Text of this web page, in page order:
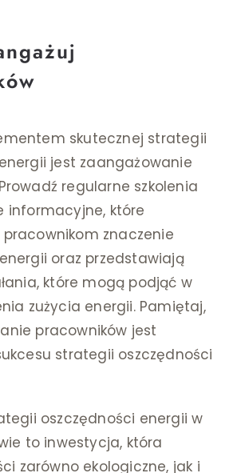
skutecznej strategii
jest zaangażowanie
regularne szkolenia
informacyjne, które
znaczenie
oraz przedstawiają
które mogą podjąć w
zużycia energii. Pamiętaj,
pracowników jest
strategii oszczędności
oszczędności energii w
to inwestycja, która
zarówno ekologiczne, jak i